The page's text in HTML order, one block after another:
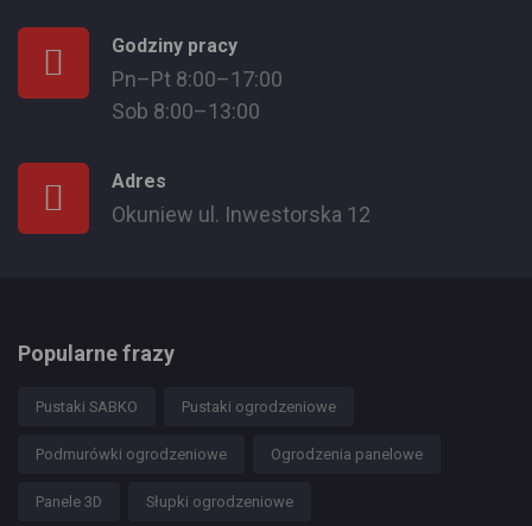
Godziny pracy
Pn–Pt 8:00–17:00
Sob 8:00–13:00
Adres
Okuniew ul. Inwestorska 12
Popularne frazy
Pustaki SABKO Pustaki ogrodzeniowe
Podmurówki ogrodzeniowe Ogrodzenia panelowe
Panele 3D Słupki ogrodzeniowe